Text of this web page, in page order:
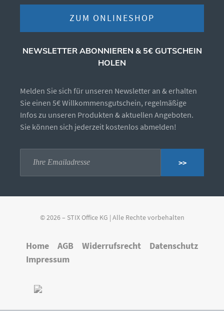
ZUM ONLINESHOP
NEWSLETTER ABONNIEREN & 5€ GUTSCHEIN
HOLEN
Melden Sie sich für unseren Newsletter an & erhalten
Sie einen 5€ Willkommensgutschein, regelmäßige
Infos zu unseren Produkten & aktuellen Angeboten.
Sie können sich jederzeit kostenlos abmelden!
>>
© 2026 – STIX Office KG | Alle Rechte vorbehalten
Home AGB Widerrufsrecht
Datenschutz
Impressum